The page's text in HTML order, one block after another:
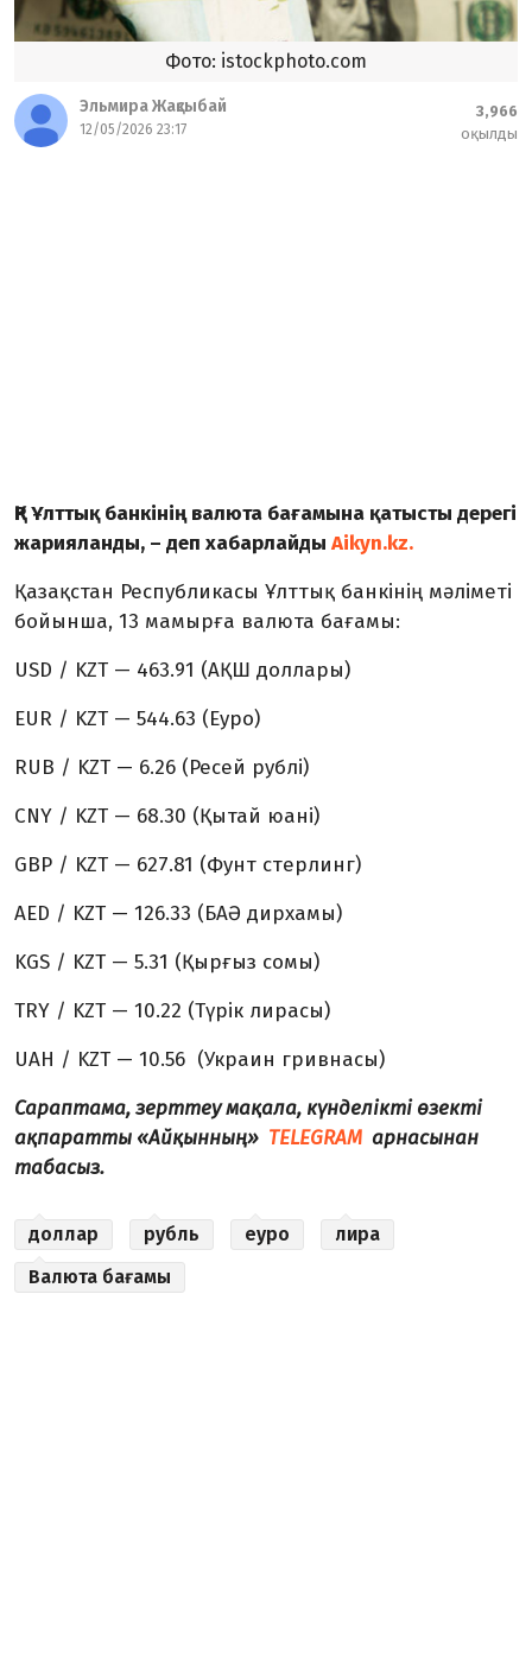
Фото: istockphoto.com
Эльмира Жақсыбай
12/05/2026 23:17
3,966
оқылды
ҚР Ұлттық банкінің валюта бағамына қатысты дерегі
жарияланды, – деп хабарлайды Aikyn.kz.
Қазақстан Республикасы Ұлттық банкінің мәліметі
бойынша, 13 мамырға валюта бағамы:
USD / KZT — 463.91 (АҚШ доллары)
EUR / KZT — 544.63 (Еуро)
RUB / KZT — 6.26 (Ресей рублі)
CNY / KZT — 68.30 (Қытай юані)
GBP / KZT — 627.81 (Фунт стерлинг)
AED / KZT — 126.33 (БАӘ дирхамы)
KGS / KZT — 5.31 (Қырғыз сомы)
TRY / KZT — 10.22 (Түрік лирасы)
UAH / KZT — 10.56 (Украин гривнаcы)
Сараптама, зерттеу мақала, күнделікті өзекті
ақпаратты «Айқынның» TELEGRAM арнасынан
табасыз.
доллар рубль еуро
лира
Валюта бағамы